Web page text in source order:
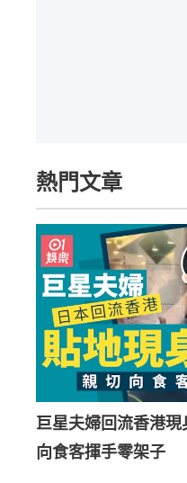
熱門文章
巨星夫婦回流香港
向食客揮手零架子